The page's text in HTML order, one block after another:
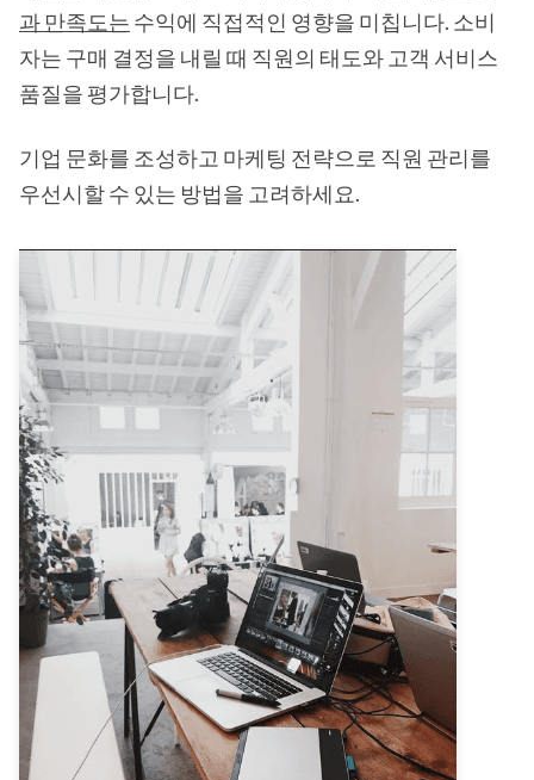
과 만족도는 수익에 직접적인 영향을 미칩니다. 소비
자는 구매 결정을 내릴 때 직원의 태도와 고객 서비스
품질을 평가합니다.
기업 문화를 조성하고 마케팅 전략으로 직원 관리를
우선시할 수 있는 방법을 고려하세요.